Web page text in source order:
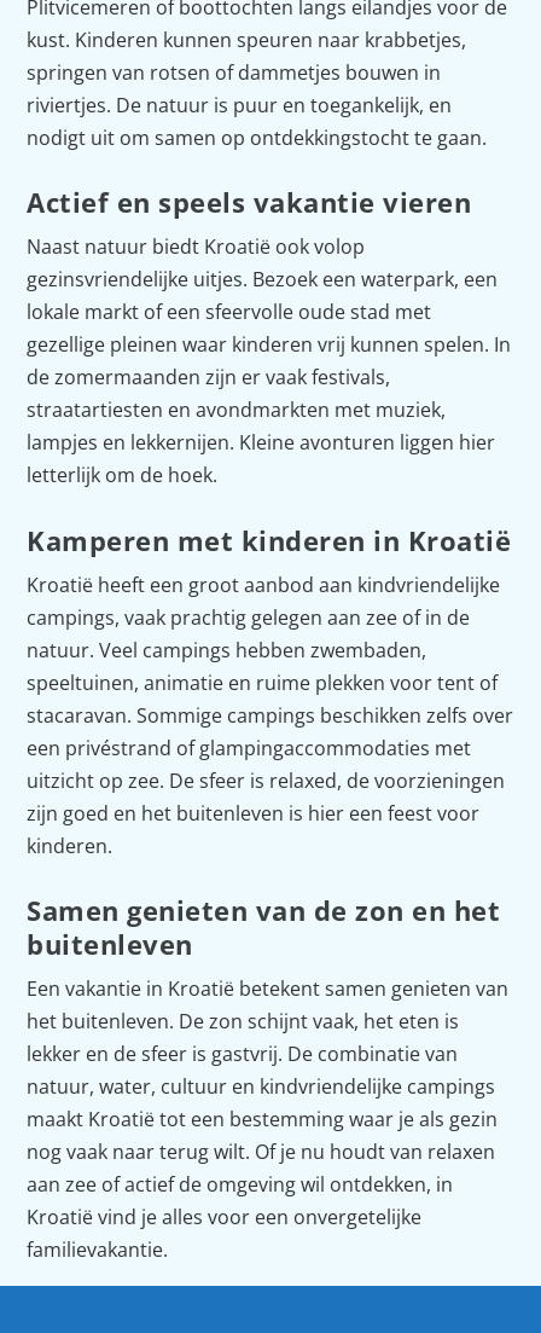
Plitvicemeren of boottochten langs eilandjes voor de
kust. Kinderen kunnen speuren naar krabbetjes,
springen van rotsen of dammetjes bouwen in
riviertjes. De natuur is puur en toegankelijk, en
nodigt uit om samen op ontdekkingstocht te gaan.
Actief en speels vakantie vieren
Naast natuur biedt Kroatië ook volop
gezinsvriendelijke uitjes. Bezoek een waterpark, een
lokale markt of een sfeervolle oude stad met
gezellige pleinen waar kinderen vrij kunnen spelen. In
de zomermaanden zijn er vaak festivals,
straatartiesten en avondmarkten met muziek,
lampjes en lekkernijen. Kleine avonturen liggen hier
letterlijk om de hoek.
Kamperen met kinderen in Kroatië
Kroatië heeft een groot aanbod aan kindvriendelijke
campings, vaak prachtig gelegen aan zee of in de
natuur. Veel campings hebben zwembaden,
speeltuinen, animatie en ruime plekken voor tent of
stacaravan. Sommige campings beschikken zelfs over
een privéstrand of glampingaccommodaties met
uitzicht op zee. De sfeer is relaxed, de voorzieningen
zijn goed en het buitenleven is hier een feest voor
kinderen.
Samen genieten van de zon en het
buitenleven
Een vakantie in Kroatië betekent samen genieten van
het buitenleven. De zon schijnt vaak, het eten is
lekker en de sfeer is gastvrij. De combinatie van
natuur, water, cultuur en kindvriendelijke campings
maakt Kroatië tot een bestemming waar je als gezin
nog vaak naar terug wilt. Of je nu houdt van relaxen
aan zee of actief de omgeving wil ontdekken, in
Kroatië vind je alles voor een onvergetelijke
familievakantie.